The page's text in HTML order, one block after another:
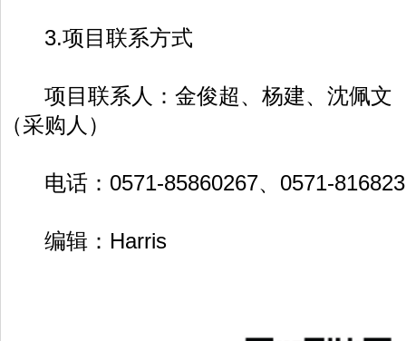
3.项目联系方式
项目联系人：金俊超、杨建、沈佩文
（采购人）
电话：0571-85860267、0571-
编辑：Harris